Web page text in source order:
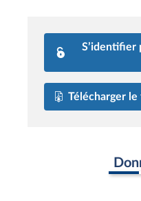
S’identifier
Télécharger